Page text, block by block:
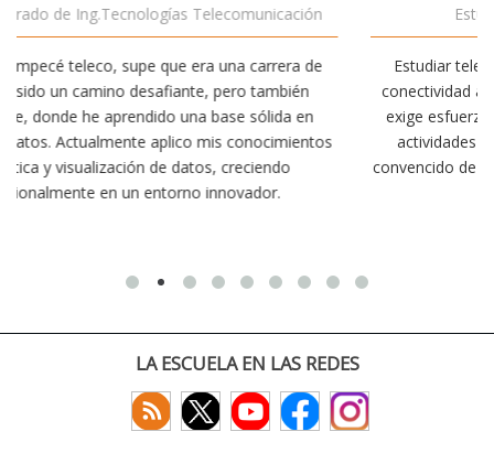
Estudiante Doble Grado Teleco-ADE
Estudiar teleco me ha permitido comprender cómo la
conectividad afecta nuestra vida diaria. Aunque la carrera
exige esfuerzo, he dedicado parte de mi tiempo a otras
actividades como el salvamento y socorrismo. Estoy
convencido de que elegir teleco ha sido una de las mejores
decisiones que he tomado.
LA ESCUELA EN LAS REDES